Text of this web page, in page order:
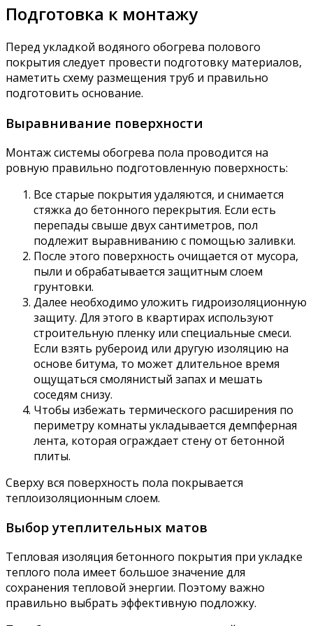
Подготовка к монтажу
Перед укладкой водяного обогрева полового
покрытия следует провести подготовку материалов,
наметить схему размещения труб и правильно
подготовить основание.
Выравнивание поверхности
Монтаж системы обогрева пола проводится на
ровную правильно подготовленную поверхность:
Все старые покрытия удаляются, и снимается
стяжка до бетонного перекрытия. Если есть
перепады свыше двух сантиметров, пол
подлежит выравниванию с помощью заливки.
После этого поверхность очищается от мусора,
пыли и обрабатывается защитным слоем
грунтовки.
Далее необходимо уложить гидроизоляционную
защиту. Для этого в квартирах используют
строительную пленку или специальные смеси.
Если взять рубероид или другую изоляцию на
основе битума, то может длительное время
ощущаться смолянистый запах и мешать
соседям снизу.
Чтобы избежать термического расширения по
периметру комнаты укладывается демпферная
лента, которая ограждает стену от бетонной
плиты.
Сверху вся поверхность пола покрывается
теплоизоляционным слоем.
Выбор утеплительных матов
Тепловая изоляция бетонного покрытия при укладке
теплого пола имеет большое значение для
сохранения тепловой энергии. Поэтому важно
правильно выбрать эффективную подложку.